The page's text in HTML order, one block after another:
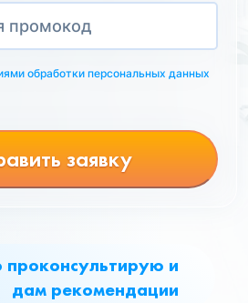
проконсультирую и
дам рекомендации
обработки персональных данных
заявку